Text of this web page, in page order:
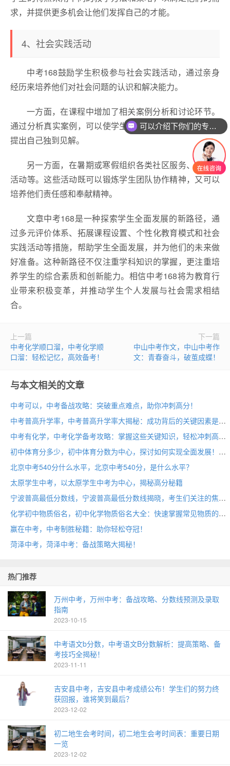
求，并提供更多机会让他们发挥自己的才能。
4、社会实践活动
中考168鼓励学生积极参与社会实践活动，通过亲身
经历来培养他们对社会问题的认识和解决能力。
一方面，在课程中增加了相关案例分析和讨论环节。
通过分析真实案例，可以使学生更好地理解社会问题，并
提出自己独到见解。
另一方面，在暑期或寒假组织各类社区服务、志愿者
活动等。这些活动既可以锻炼学生团队协作精神，又可以
培养他们责任感和奉献精神。
文章中考168是一种探索学生全面发展的新路径，通
过多元评价体系、拓展课程设置、个性化教育模式和社会
实践活动等措施，帮助学生全面发展，并为他们的未来做
好准备。这种新路径不仅注重学科知识的掌握，更注重培
养学生的综合素质和创新能力。相信中考168将为教育行
业带来积极变革，并推动学生个人发展与社会需求相结
合。
上一篇
中考化学顺口溜，中考化学顺
口溜：轻松记忆，高效备考！
下一篇
中山中考作文，中山中考作
文：青春奋斗，破茧成蝶！
与本文相关的文章
中考可以，中考备战攻略：突破重点难点，助你冲刺高分！
中考普高升学率，中考普高升学率大揭秘：成功背后的关键因素是什么？
中考有化学，中考化学备考攻略：掌握这些关键知识，轻松冲刺高分！
初中体育分多少，初中体育分数为中心，探讨如何实现全面发展！
北京中考540分什么水平，北京中考540分，是什么水平？
太原学生中考，以太原学生中考为中心，揭秘高分秘籍
宁波普高最低分数线，宁波普高最低分数线揭晓，考生们关注的焦点！
化学初中物质俗名，初中化学物质俗名大全：快速掌握常见物质的通俗称呼！
赢在中考，中考制胜秘籍：助你轻松夺冠！
菏泽中考，菏泽中考：备战策略大揭秘！
热门推荐
万州中考，万州中考：备战攻略、分数线预测及录取
指南
2023-10-15
中考语文b分数，中考语文B分数解析：提高策略、备
考技巧全揭秘！
2023-11-11
吉安县中考，吉安县中考成绩公布！学生们的努力终
获回报，谁将笑到最后？
2023-12-02
初二地生会考时间，初二地生会考时间表：重要日期
一览
2023-12-02
可以介绍下你们的专业吗？